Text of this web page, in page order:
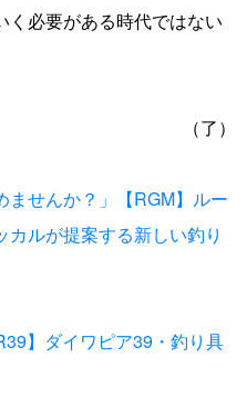
く必要がある時代ではない
（了）
ませんか？」【RGM】ルー
ルが提案する新しい釣り
】ダイワピア39・釣り具